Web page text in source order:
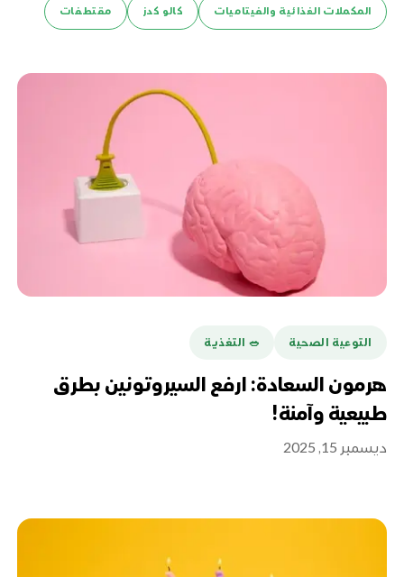
المكملات الغذائية والفيتاميات كالو كدز مقتطفات
التوعية الصحية 🥗 التغذية
هرمون السعادة: ارفع السيروتونين بطرق
طبيعية وآمنة!
ديسمبر 15, 2025